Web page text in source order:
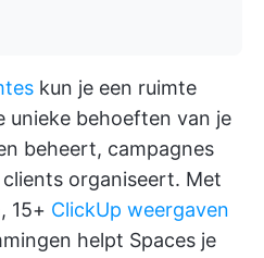
kun je een ruimte
unieke behoeften van je
beheert, campagnes
organiseert. Met
15+ ClickUp weergaven
helpt Spaces je